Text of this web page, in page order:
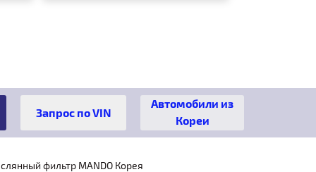
Автомобили из
Кореи
фильтр MANDO Корея